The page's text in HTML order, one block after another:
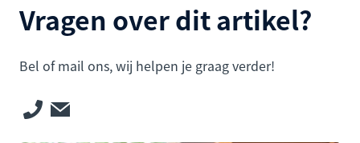
Vragen over dit artikel?
Bel of mail ons, wij helpen je graag verder!